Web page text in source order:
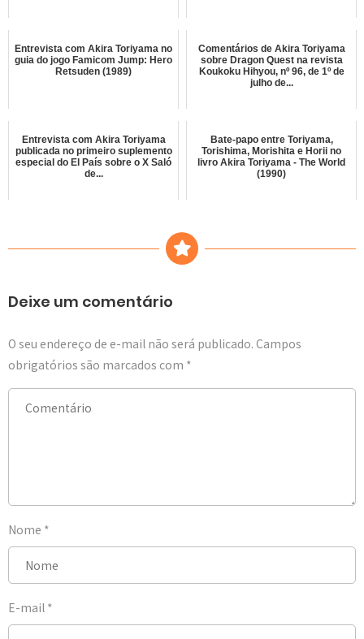
Entrevista com Akira Toriyama no
guia do jogo Famicom Jump: Hero
Retsuden (1989)
Comentários de Akira Toriyama
sobre Dragon Quest na revista
Koukoku Hihyou, nº 96, de 1º de
julho de...
Entrevista com Akira Toriyama
publicada no primeiro suplemento
especial do El País sobre o X Saló
de...
Bate-papo entre Toriyama,
Torishima, Morishita e Horii no
livro Akira Toriyama - The World
(1990)
Deixe um comentário
O seu endereço de e-mail não será publicado. Campos
obrigatórios são marcados com *
Nome *
E-mail *